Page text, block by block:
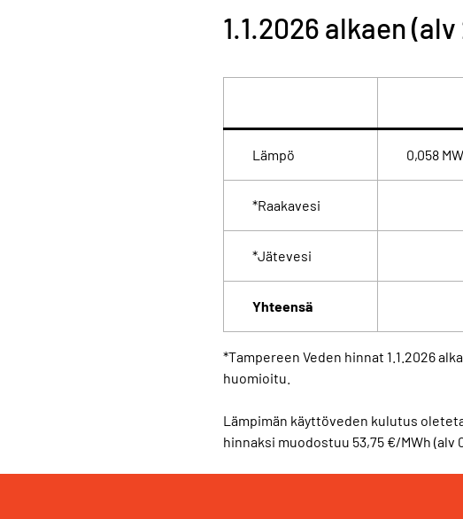
1.1.2026 alkaen
Lämpö 0,058
*Raakavesi
*Jätevesi
Yhteensä
*Tampereen Veden hinnat 1.1.2026
huomioitu.
Lämpimän käyttöveden kulutus
hinnaksi muodostuu 53,75 €/MWh (alv